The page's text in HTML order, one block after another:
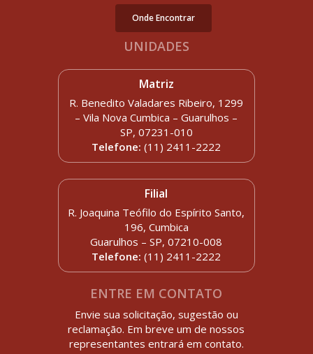
Onde Encontrar
UNIDADES
Matriz
R. Benedito Valadares Ribeiro, 1299
– Vila Nova Cumbica – Guarulhos –
SP, 07231-010
Telefone:(11) 2411-2222
Filial
R. Joaquina Teófilo do Espírito Santo,
196, Cumbica
Guarulhos – SP, 07210-008
Telefone: (11) 2411-2222
ENTRE EM CONTATO
Envie sua solicitação, sugestão ou
reclamação. Em breve um de nossos
representantes entrará em contato.